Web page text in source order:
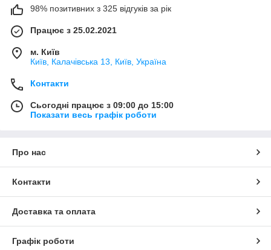
98% позитивних з 325 відгуків за рік
Працює з 25.02.2021
м. Київ
Київ, Калачівська 13, Київ, Україна
Контакти
Сьогодні працює з 09:00 до 15:00
Показати весь графік роботи
Про нас
Контакти
Доставка та оплата
Графік роботи